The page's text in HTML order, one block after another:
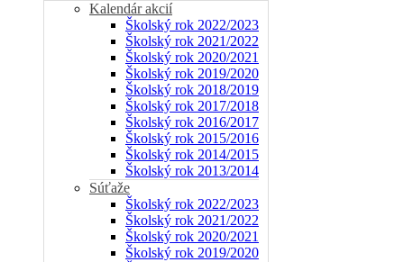
Kalendár akcií
Školský rok 2022/2023
Školský rok 2021/2022
Školský rok 2020/2021
Školský rok 2019/2020
Školský rok 2018/2019
Školský rok 2017/2018
Školský rok 2016/2017
Školský rok 2015/2016
Školský rok 2014/2015
Školský rok 2013/2014
Súťaže
Školský rok 2022/2023
Školský rok 2021/2022
Školský rok 2020/2021
Školský rok 2019/2020